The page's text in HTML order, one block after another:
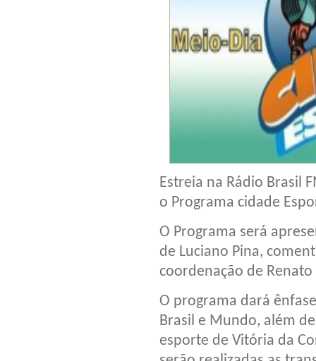
Estreia na Rádio Brasil
o Programa cidade
O Programa será
de Luciano Pina,
coordenação de
O programa dará
Brasil e Mundo, além
esporte de Vitória da